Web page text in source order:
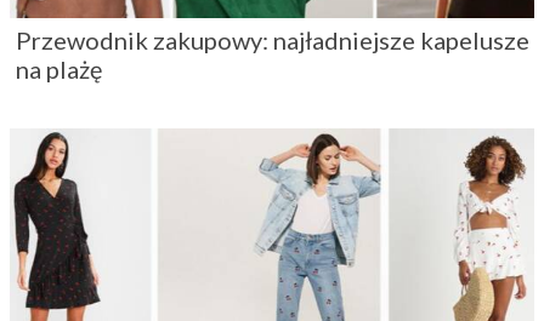
Przewodnik zakupowy: najładniejsze kapelusze
na plażę